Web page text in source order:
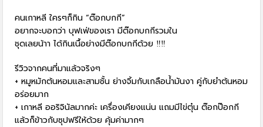
คนเกาหลี ใครๆก็กิน “ต๊อกบกกี”
อยากจะบอกว่า บุฟเฟ่ของเรา มีต๊อกบกกีรวมใน
ชุดเลยน้าา ได้กินเนื้อย่างมีต๊อกบกกีด้วย ‼‼
รีวิวจากคนที่มาแล้วจริงๆ
+ หมูหมักต้นหอมและสามชั้น ย่างจิ้มกับเกลือน้ำมันงา คู่กับยำต้นหอม
อร่อยมาก
+ เกาหลี ออริจินัลมากค่ะ เครื่องเคียงแน่น แถมมีไข่ตุ๋น ต๊อกป๊อกกี
แล้วก็ข้าวกับซุปฟรีให้ด้วย คุ้มค่ามากๆ